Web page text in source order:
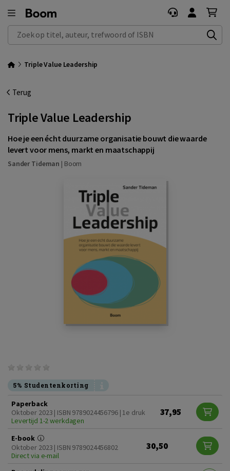
Zoek op titel, auteur, trefwoord of ISBN
Triple Value Leadership
Terug
Triple Value Leadership
Hoe je een écht duurzame organisatie bouwt die waarde
levert voor mens, markt en maatschappij
Sander Tideman | Boom
5% Studentenkorting
Paperback
Oktober 2023 | ISBN 9789024456796 | 1e druk
Levertijd 1-2 werkdagen
37,95
E-book
Oktober 2023 | ISBN 9789024456802
Direct via e-mail
30,50